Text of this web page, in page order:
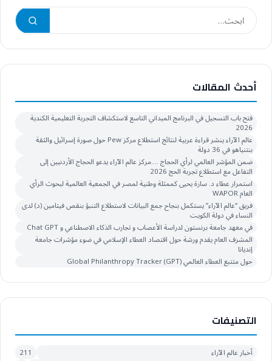
أحدث المقالات
فتح باب التسجيل في البرنامج الميداني التاسع لاستكشاف التجربة التعليمية الكندية
2026
عالم الآراء ينشر قراءة عربية لنتائج استطلاع مركز Pew حول صورة إسرائيل والثقة
بنتنياهو في 36 دولة
ضمن المؤشر العالمي لرأي الحجاج ….مركز عالم الآراء يدعو الحجاج الأردنيين إلى
التفاعل مع استطلاع تجربة الحج 2026
استمرار عطاء د. سارة يحيى كممثلة وطنية لمصر في الجمعية العالمية لبحوث الرأي
العام WAPOR
فريق “عالم الآراء” يستكمل بنجاح جمع البيانات لاستطلاع التنبؤ بنقص فيتامين (د) لدى
النساء في دولة الكويت
في معهد جامعة برنستون لدراسة الأعصاب و تجارب الذكاء الاصطناعي و Chat GPT
المشرف العام يقدم ورشة حول اقتصاد العطاء الإسلامي في ضوء مؤشرات جامعة
إنديانا
حول متتبع العطاء العالمي Global Philanthropy Tracker (GPT)
التصنيفات
أخبار عالم الآراء
211